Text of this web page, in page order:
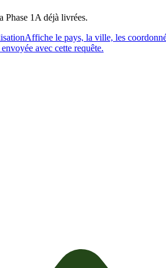
Phase 1A déjà livrées.
Affiche le pays, la ville, les
avec cette requête.